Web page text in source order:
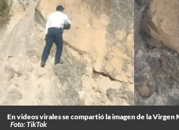
En videos virales se compartió la imagen de la Virgen
Foto: TikTok